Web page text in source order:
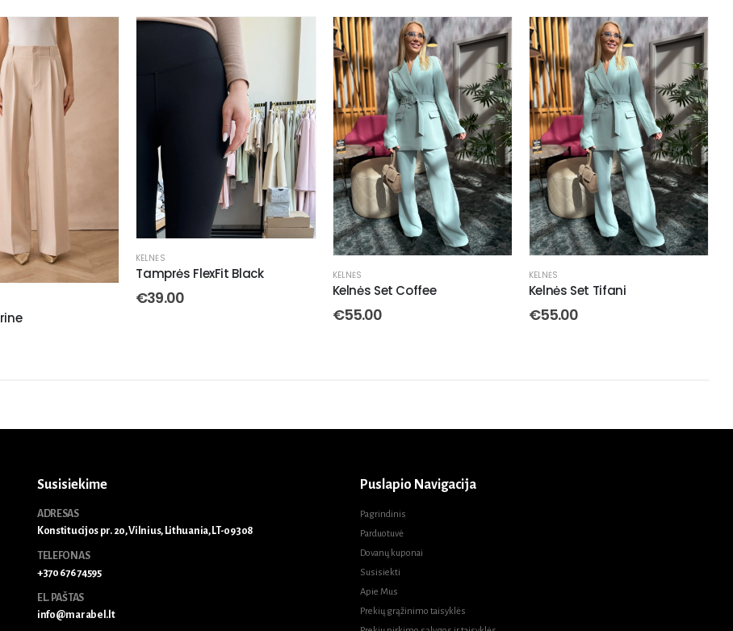
KELNĖS
Tamprės FlexFit Black
€39.00
KELNĖS
Kelnės Set Coffee
€55.00
KELNĖS
Kelnės Set Tifani
€55.00
Susisiekime
ADRESAS
Konstitucijos pr. 20, Vilnius, Lithuania, LT-09308
TELEFONAS
+370 676 74595
EL. PAŠTAS
info@marabel.lt
Puslapio Navigacija
Pagrindinis
Parduotuvė
Dovanų kuponai
Susisiekti
Apie Mus
Prekių grąžinimo taisyklės